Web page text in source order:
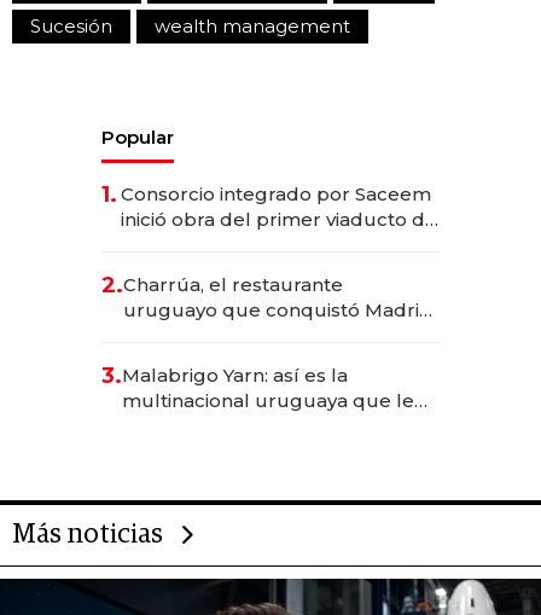
Sucesión
wealth management
Popular
1. Consorcio integrado por Saceem
inició obra del primer viaducto de
millones
2.Charrúa, el restaurante
uruguayo que conquistó Madrid:
anticipación y prepara apertura
3.Malabrigo Yarn: así es la
multinacional uruguaya que le
Más noticias